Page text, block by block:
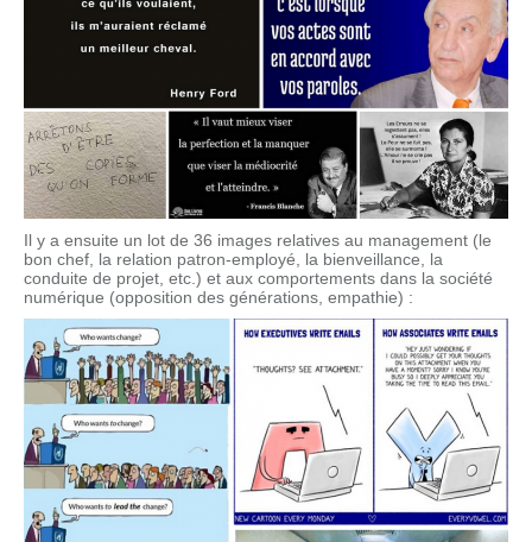
Il y a ensuite un lot de 36 images relatives au management (le
bon chef, la relation patron-employé, la bienveillance, la
conduite de projet, etc.) et aux comportements dans la société
numérique (opposition des générations, empathie) :